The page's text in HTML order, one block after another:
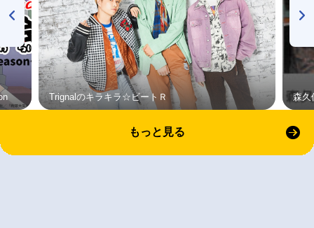
Trignalのキラキラ☆ビートＲ 森久
もっと見る